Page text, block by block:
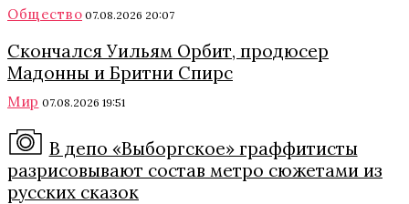
Общество 07.08.2026 20:07
Скончался Уильям Орбит, продюсер
Мадонны и Бритни Спирс
Мир 07.08.2026 19:51
В депо «Выборгское» граффитисты
разрисовывают состав метро сюжетами из
русских сказок